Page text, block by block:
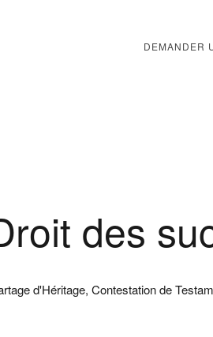
DEMANDER
des
d'Héritage, Contestation de